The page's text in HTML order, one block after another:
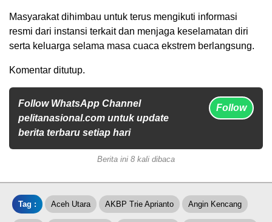
Masyarakat dihimbau untuk terus mengikuti informasi
resmi dari instansi terkait dan menjaga keselamatan diri
serta keluarga selama masa cuaca ekstrem berlangsung.
Komentar ditutup.
Follow WhatsApp Channel
pelitanasional.com untuk update
berita terbaru setiap hari
Follow
Berita ini 8 kali dibaca
Tag : Aceh Utara AKBP Trie Aprianto Angin Kencang